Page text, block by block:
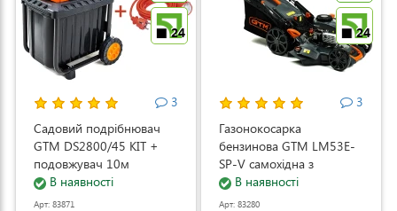
24
3
Садовий подрібнювач
GTM DS2800/45 KIT +
подовжувач 10м
(DS2800/45_KIT+ext.cord)
В наявності
Арт: 83871
24
3
Газонокосарка
бензинова GTM LM53E-
SP-V самохідна з
електростартером та
регулюванням швидкості
В наявності
Арт: 83280